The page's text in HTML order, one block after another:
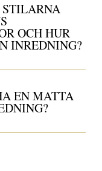
OCH HUR
INREDNING?
EN MATTA